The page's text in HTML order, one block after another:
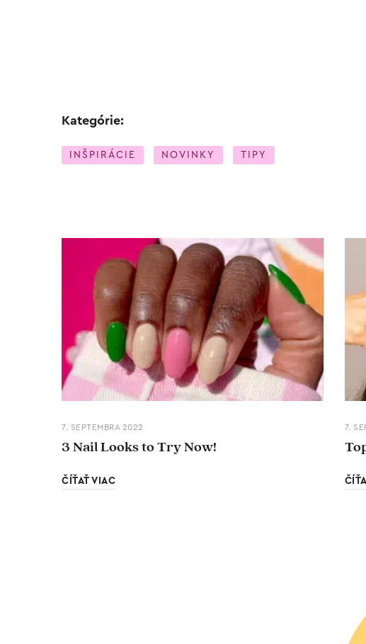
Kategórie:
INŠPIRÁCIE NOVINKY TIPY
7. SEPTEMBRA 2022
3 Nail Looks to Try Now!
ČÍŤAŤ VIAC
7.